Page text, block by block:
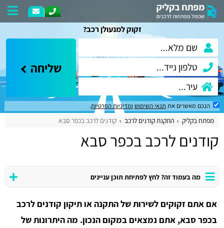
זקוק למנעולן רכב?
שליחה
הנכם מאשרים את תנאי השימוש ומדיניות הפרטיות.
מפתח בקליק התקנת קודנים לרכב קודנים לרכב בכפר סבא
קודנים לרכב בכפר סבא
מה בעמוד זה? לחץ לפתיחת תוכן עניינים
אם אתם זקוקים לשירות של התקנה או תיקון קודנים לרכב
בכפר סבא, אתם נמצאים במקום הנכון. מה היתרונות של